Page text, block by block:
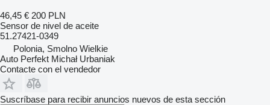
46,45 € 200 PLN
Sensor de nivel de aceite
51.27421-0349
Polonia, Smolno Wielkie
Auto Perfekt Michał Urbaniak
Contacte con el vendedor
Suscríbase para recibir anuncios nuevos de esta sección